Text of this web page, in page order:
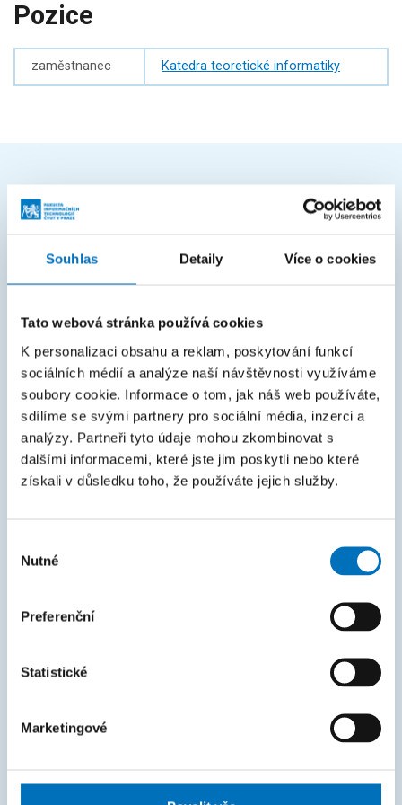
Souhlas Detaily Více o cookies
Tato webová stránka používá cookies
K personalizaci obsahu a reklam, poskytování funkcí
sociálních médií a analýze naší návštěvnosti využíváme
soubory cookie. Informace o tom, jak náš web používáte,
sdílíme se svými partnery pro sociální média, inzerci a
analýzy. Partneři tyto údaje mohou zkombinovat s
dalšími informacemi, které jste jim poskytli nebo které
získali v důsledku toho, že používáte jejich služby.
souhlasu
Nutné
Preferenční
Statistické
Marketingové
Pozice
zaměstnanec Katedra teoretické informatiky
ČASTO HLEDÁTE
KOS
Courses
Intranet
MAPA STRÁNEK
Uchazeči
Věda a výzkum
Život na FIT